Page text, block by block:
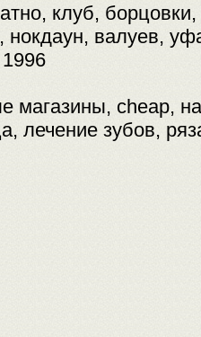
клуб,
валуев,
магазины, cheap,
лечение зубов,